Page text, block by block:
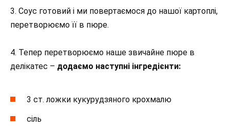
3. Соус готовий і ми повертаємося до нашої картоплі,
перетворюємо її в пюре.
4. Тепер перетворюємо наше звичайне пюре в
делікатес – додаємо наступні інгредієнти:
3 ст. ложки кукурудзяного крохмалю
сіль